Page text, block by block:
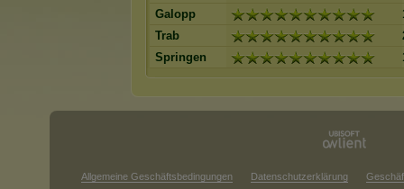
Galopp
Trab
Springen
Allgemeine Geschäftsbedingungen Datenschutzerklärung